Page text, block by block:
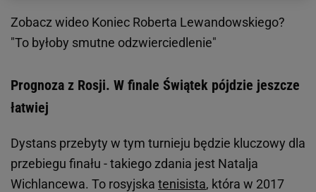
Zobacz wideo Koniec Roberta Lewandowskiego?
"To byłoby smutne odzwierciedlenie"
Prognoza z Rosji. W finale Świątek pójdzie jeszcze
łatwiej
Dystans przebyty w tym turnieju będzie kluczowy dla
przebiegu finału - takiego zdania jest Natalja
Wichlancewa. To rosyjska tenisista, która w 2017